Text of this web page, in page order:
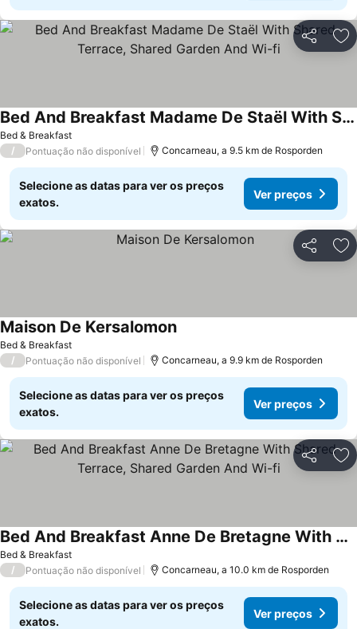
Partilhar
Bed & Breakfast
Bed And Breakfast Madame De Staël With Shared Terrace, Shared Garden And Wi-fi
Ver preços
/ Pontuação não disponível Concarneau, a 9.5 km de Rosporden
Selecione as datas para ver os preços
exatos.
Ver preços
Partilhar
Bed & Breakfast
Maison De KersalomonVer preços
/ Pontuação não disponível Concarneau, a 9.9 km de Rosporden
Selecione as datas para ver os preços
exatos.
Ver preços
Partilhar
Bed & Breakfast
Bed And Breakfast Anne De Bretagne With Shared Terrace, Shared Garden And Wi-fi
Ver preços
/ Pontuação não disponível Concarneau, a 10.0 km de Rosporden
Selecione as datas para ver os preços
exatos.
Ver preços